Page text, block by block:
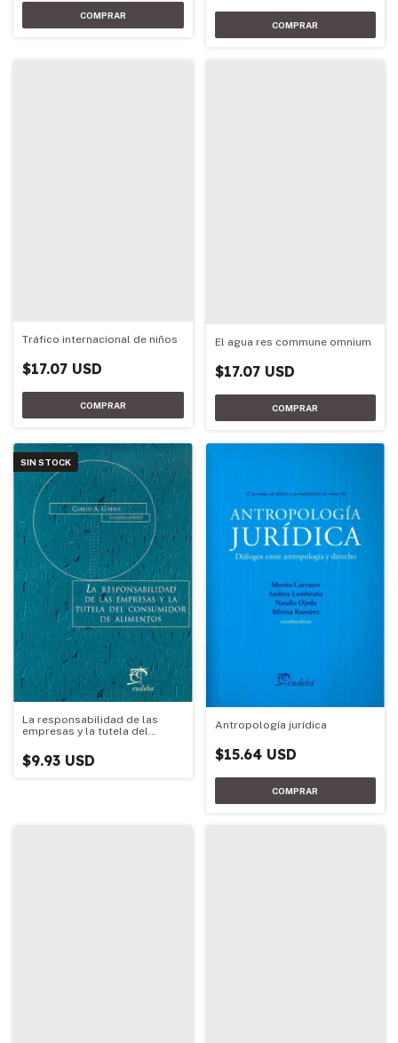
Tráfico internacional de niños
$17.07 USD
El agua res commune omnium
$17.07 USD
SIN STOCK
La responsabilidad de las
empresas y la tutela del
$9.93 USD
Antropología jurídica
$15.64 USD